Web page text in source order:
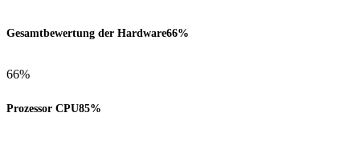
Gesamtbewertung der Hardware66%
66%
Prozessor CPU85%